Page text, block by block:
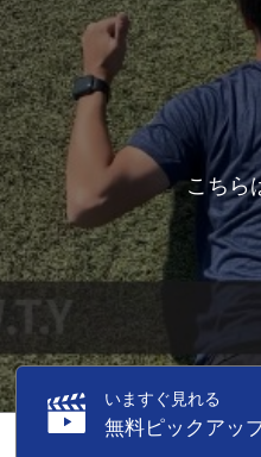
こちら
いますぐ見れる
無料ピックアッ